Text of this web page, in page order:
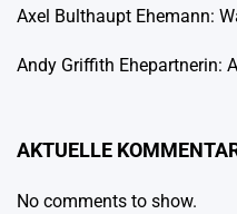
Axel Bulthaupt Ehemann:
Andy Griffith Ehepartnerin:
AKTUELLE
No comments to show.